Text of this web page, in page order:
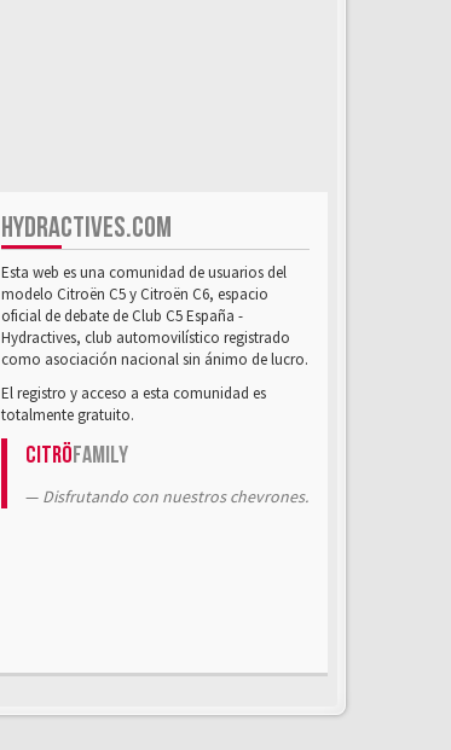
HYDRACTIVES.COM
Esta web es una comunidad de usuarios del
modelo Citroën C5 y Citroën C6, espacio
oficial de debate de Club C5 España -
Hydractives, club automovilístico registrado
como asociación nacional sin ánimo de lucro.
El registro y acceso a esta comunidad es
totalmente gratuito.
CitröFamily
Disfrutando con nuestros chevrones.